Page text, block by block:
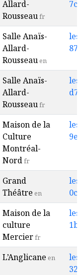
Allard-
Rousseaufr
Salle Anaïs-
Allard-
Rousseauen
Salle Anaïs-
Allard-
Rousseaufr
Maison de la
Culture
Montréal-
Nordfr
Grand
Théâtre en
Maison de la
culture
Mercierfr
L’Anglicane en